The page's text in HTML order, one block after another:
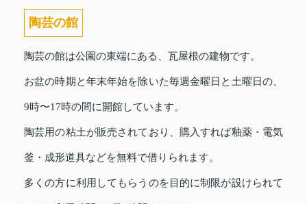
陶芸の館
陶芸の館は公園の東端にある、瓦屋根の建物です。
お盆の時期と年末年始を除いた毎週金曜日と土曜日の、
9時〜17時の間に開館しています。
陶芸用の粘土が販売されており、購入すれば釉薬・電気
釜・成形道具などを無料で借りられます。
多くの方に利用してもらうのを目的に制限が設けられて